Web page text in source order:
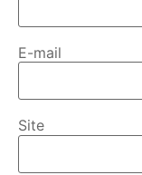
E-mail
Site